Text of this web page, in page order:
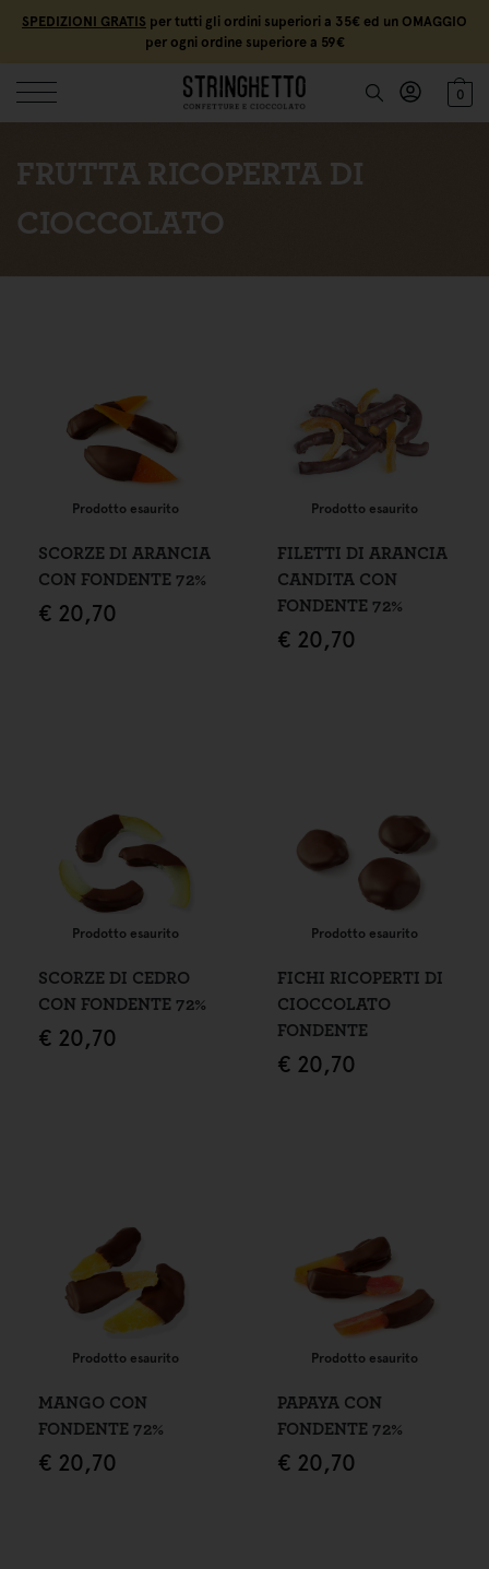
SPEDIZIONI GRATIS per tutti gli ordini superiori a 35€ ed un OMAGGIO
per ogni ordine superiore a 59€
0
FRUTTA RICOPERTA DI
CIOCCOLATO
Prodotto esaurito
SCORZE DI ARANCIA
CON FONDENTE 72%
€ 20,70
Prodotto esaurito
FILETTI DI ARANCIA
CANDITA CON
FONDENTE 72%
€ 20,70
Prodotto esaurito
SCORZE DI CEDRO
CON FONDENTE 72%
€ 20,70
Prodotto esaurito
FICHI RICOPERTI DI
CIOCCOLATO
FONDENTE
€ 20,70
Prodotto esaurito
MANGO CON
FONDENTE 72%
€ 20,70
Prodotto esaurito
PAPAYA CON
FONDENTE 72%
€ 20,70